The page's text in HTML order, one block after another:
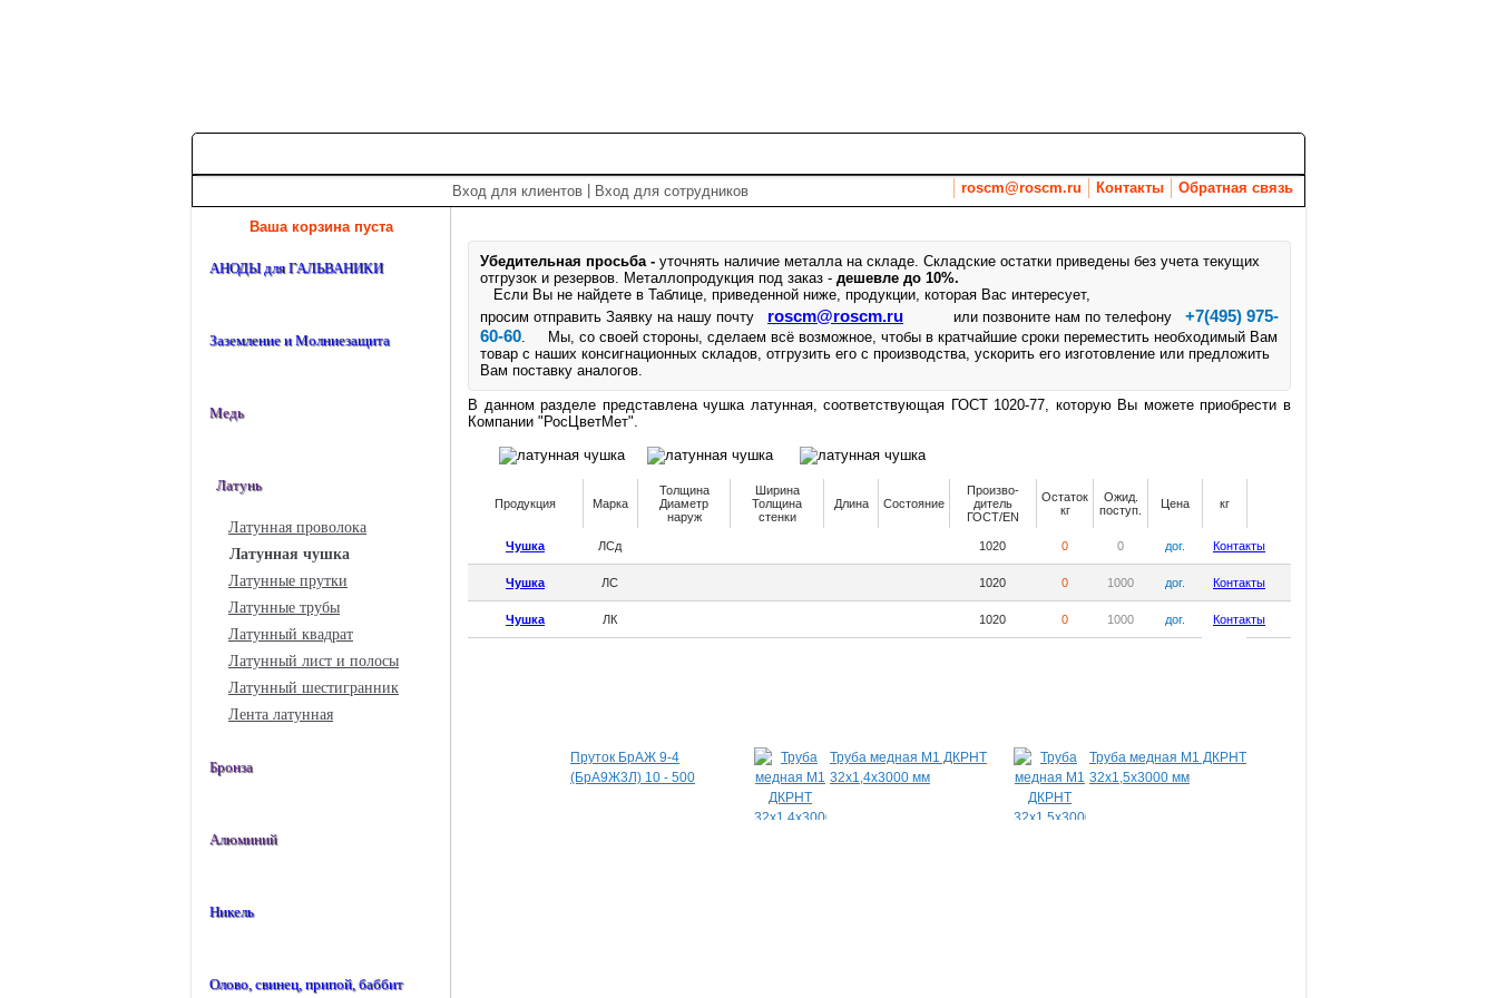
Вход для клиентов Вход для сотрудников roscm@roscm.ru Контакты Обратная связь
Ваша корзина пуста
АНОДЫ для ГАЛЬВАНИКИ
Заземление и Молниезащита
Медь
Латунь
Латунная проволока
Латунная чушка
Латунные прутки
Латунные трубы
Латунный квадрат
Латунный лист и полосы
Латунный шестигранник
Лента латунная
Бронза
Алюминий
Никель
Олово, свинец, припой, баббит
Убедительная просьба - уточнять наличие металла на складе. Складские остатки приведены без учета текущих
отгрузок и резервов. Металлопродукция под заказ - дешевле до 10%.
Если Вы не найдете в Таблице, приведенной ниже, продукции, которая Вас интересует,
просим отправить Заявку на нашу почту
roscm@roscm.ru или позвоните нам по телефону +7(495) 975-
60-60. Мы, со своей стороны, сделаем всё возможное, чтобы в кратчайшие сроки переместить необходимый Вам
товар с наших консигнационных складов, отгрузить его с производства, ускорить его изготовление или предложить
Вам поставку аналогов.
В данном разделе представлена чушка латунная, соответствующая ГОСТ 1020-77, которую Вы можете приобрести в
Компании "РосЦветМет".
Продукция Марка
Толщина
Диаметр
наруж
Ширина
Толщина
стенки
Длина Состояние
Произво­
дитель
ГОСТ/EN
Остаток
кг
Ожид.
поступ.
Цена кг
Чушка ЛСд 1020 0 0 дог. Контакты
Чушка ЛС 1020 0 1000 дог. Контакты
Чушка ЛК 1020 0 1000 дог. Контакты
Пруток БрАЖ 9-4
(БрА9Ж3Л) 10 - 500
Труба медная М1 ДКРНТ
32х1,4х3000 мм
Труба медная М1 ДКРНТ
32х1,5х3000 мм